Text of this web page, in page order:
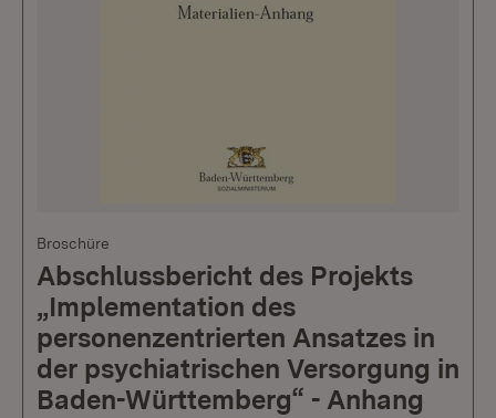
Broschüre
Abschlussbericht des Projekts
„Implementation des
personenzentrierten Ansatzes in
der psychiatrischen Versorgung in
Baden-Württemberg“ - Anhang